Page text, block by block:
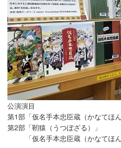
公演演目
第1部「仮名手本忠臣蔵（かなてほ
第2部「靭猿（うつぼざる）」
「仮名手本忠臣蔵（かなてほん